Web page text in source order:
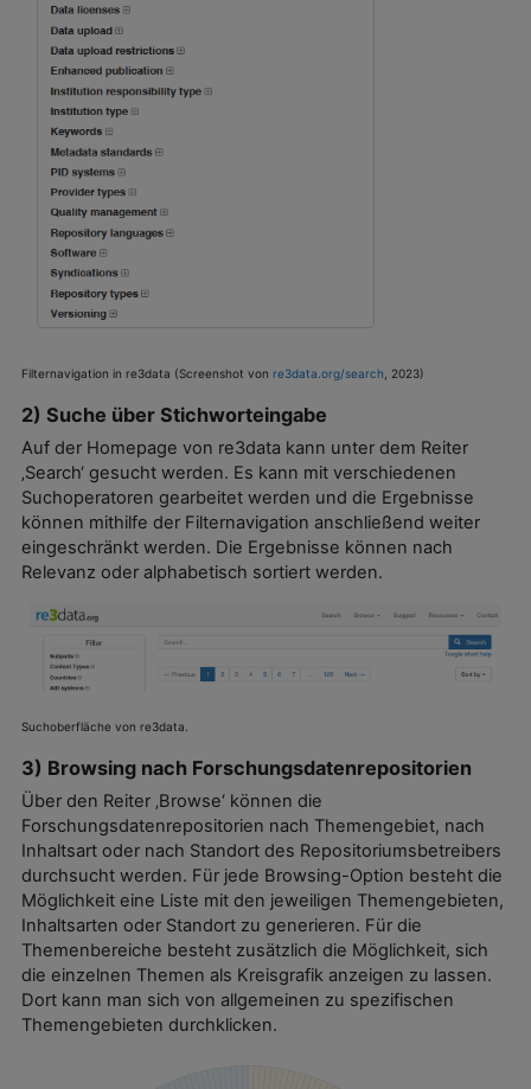
Filternavigation in re3data (Screenshot von re3data.org/search , 2023)
2) Suche über Stichworteingabe
Auf der Homepage von re3data kann unter dem Reiter
‚Search‘ gesucht werden. Es kann mit verschiedenen
Suchoperatoren gearbeitet werden und die Ergebnisse
können mithilfe der Filternavigation anschließend weiter
eingeschränkt werden. Die Ergebnisse können nach
Relevanz oder alphabetisch sortiert werden.
Suchoberfläche von re3data.
3) Browsing nach Forschungsdatenrepositorien
Über den Reiter ‚Browse‘ können die
Forschungsdatenrepositorien nach Themengebiet, nach
Inhaltsart oder nach Standort des Repositoriumsbetreibers
durchsucht werden. Für jede Browsing-Option besteht die
Möglichkeit eine Liste mit den jeweiligen Themengebieten,
Inhaltsarten oder Standort zu generieren. Für die
Themenbereiche besteht zusätzlich die Möglichkeit, sich
die einzelnen Themen als Kreisgrafik anzeigen zu lassen.
Dort kann man sich von allgemeinen zu spezifischen
Themengebieten durchklicken.